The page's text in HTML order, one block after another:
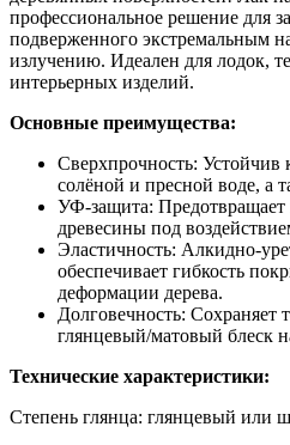
профессиональное решение для
подверженного экстремальным
излучению. Идеален для лодок,
интерьерных изделий.
Основные преимущества:
Сверхпрочность: Устойчив
солёной и пресной воде, а
УФ-защита:
древесины под
Эластичность: Алкидно-
обеспечивает гибкость
деформации дерева.
Долговечность: Сохраняет
глянцевый/матовый блеск
Технические характеристики:
Степень глянца: глянцевый или